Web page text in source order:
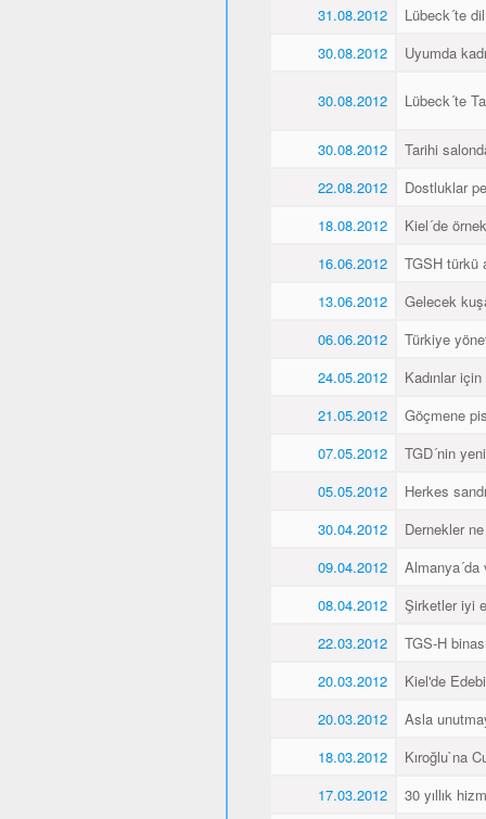
31.08.2012
Lübeck´te
30.08.2012
Uyumda
30.08.2012 Lübeck´te
30.08.2012
Tarihi
22.08.2012
Dostluklar
18.08.2012
Kiel´de
16.06.2012
TGSH türkü
13.06.2012
Gelecek
06.06.2012
Türkiye
24.05.2012
Kadınlar
21.05.2012
Göçmene
07.05.2012
TGD´nin
05.05.2012
Herkes
30.04.2012
Dernekler
09.04.2012
Almanya´da
08.04.2012
Şirketler iyi
22.03.2012
TGS-H
20.03.2012
Kiel'de
20.03.2012
Asla
18.03.2012
Kıroğlu`na
17.03.2012
30 yıllık